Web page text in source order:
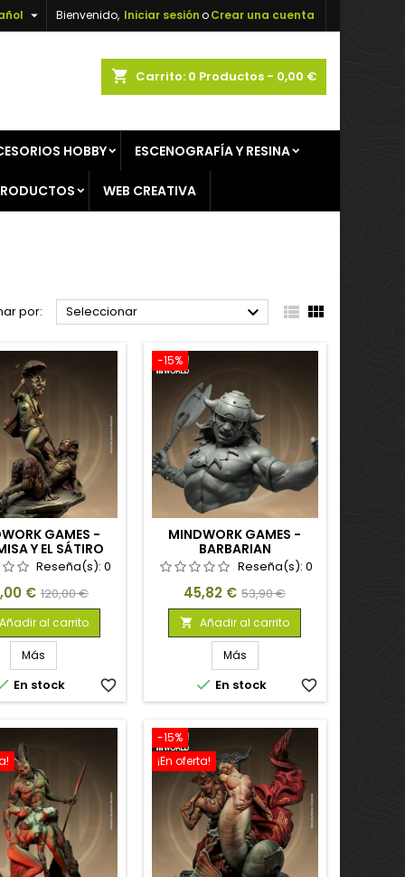
Bienvenido, Iniciar sesiónoCrear una cuenta

shopping_cart Carrito: 0 Productos - 0,00 €
HOBBY ESCENOGRAFÍA Y RESINA
WEB CREATIVA
por: Seleccionar   
GAMES -
Y EL SÁTIRO
Reseña(s):0
€ Precio
base
120,00 €
Añadir al carrito
Más
En stock favorite_border
-15%
MINDWORK GAMES -
BARBARIAN
Reseña(s): 0
Precio
45,82 € Precio
base
53,90 €
 Añadir al carrito
Más
 En stock favorite_border
-15%
¡En oferta!